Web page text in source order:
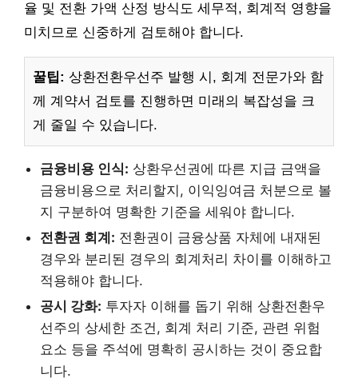
율 및 전환 가액 산정 방식도 세무적, 회계적 영향을
미치므로 신중하게 검토해야 합니다.
꿀팁: 상환전환우선주 발행 시, 회계 전문가와 함
께 계약서 검토를 진행하면 미래의 복잡성을 크
게 줄일 수 있습니다.
금융비용 인식: 상환우선권에 따른 지급 금액을
금융비용으로 처리할지, 이익잉여금 처분으로 볼
지 구분하여 명확한 기준을 세워야 합니다.
전환권 회계: 전환권이 금융상품 자체에 내재된
경우와 분리된 경우의 회계처리 차이를 이해하고
적용해야 합니다.
공시 강화: 투자자 이해를 돕기 위해 상환전환우
선주의 상세한 조건, 회계 처리 기준, 관련 위험
요소 등을 주석에 명확히 공시하는 것이 중요합
니다.